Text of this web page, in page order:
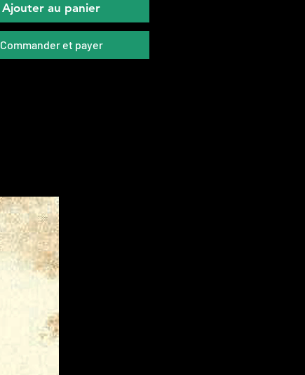
Ajouter au panier
Commander et payer